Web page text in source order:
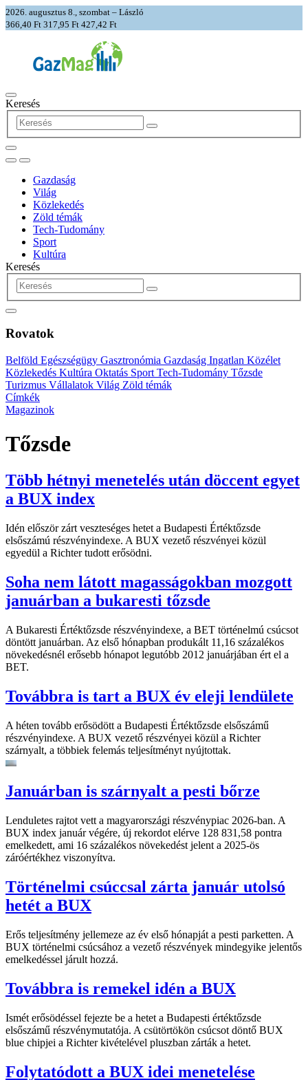
2026. augusztus 8., szombat – László
366,40 Ft 317,95 Ft 427,42 Ft
Keresés
Gazdaság
Világ
Közlekedés
Zöld témák
Tech-Tudomány
Sport
Kultúra
Keresés
Rovatok
Belföld Egészségügy Gasztronómia Gazdaság Ingatlan Közélet
Közlekedés Kultúra Oktatás Sport Tech-Tudomány Tőzsde
Turizmus Vállalatok Világ Zöld témák
Címkék
Magazinok
Tőzsde
Több hétnyi menetelés után döccent egyet
a BUX index
Idén először zárt veszteséges hetet a Budapesti Értéktőzsde
elsőszámú részvényindexe. A BUX vezető részvényei közül
egyedül a Richter tudott erősödni.
Soha nem látott magasságokban mozgott
januárban a bukaresti tőzsde
A Bukaresti Értéktőzsde részvényindexe, a BET történelmú csúcsot
döntött januárban. Az első hónapban produkált 11,16 százalékos
növekedésnél erősebb hónapot legutóbb 2012 januárjában ért el a
BET.
Továbbra is tart a BUX év eleji lendülete
A héten tovább erősödött a Budapesti Értéktőzsde elsőszámű
részvényindexe. A BUX vezető részvényei közül a Richter
szárnyalt, a többiek felemás teljesítményt nyújtottak.
Januárban is szárnyalt a pesti bőrze
Lenduletes rajtot vett a magyarországi részvénypiac 2026-ban. A
BUX index január végére, új rekordot elérve 128 831,58 pontra
emelkedett, ami 16 százalékos növekedést jelent a 2025-ös
záróértékhez viszonyítva.
Történelmi csúccsal zárta január utolsó
hetét a BUX
Erős teljesítmény jellemeze az év első hónapját a pesti parketten. A
BUX történelmi csúcsához a vezető részvények mindegyike jelentős
emelkedéssel járult hozzá.
Továbbra is remekel idén a BUX
Ismét erősödéssel fejezte be a hetet a Budapesti értéktőzsde
elsőszámű részvénymutatója. A csütörtökön csúcsot döntő BUX
blue chipjei a Richter kivételével pluszban zárták a hetet.
Folytatódott a BUX idei menetelése